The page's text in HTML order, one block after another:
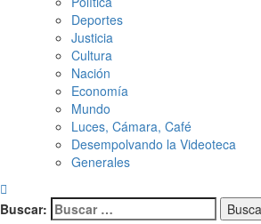
Deportes
Justicia
Cultura
Nación
Economía
Mundo
Luces, Cámara, Café
Desempolvando la Videoteca
Generales
Buscar: